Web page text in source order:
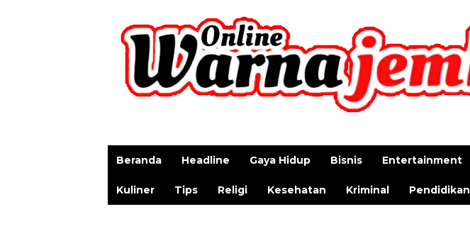
Beranda Headline Gaya Hidup Bisnis Entertainment
Kuliner Tips Religi Kesehatan Kriminal Pendidikan